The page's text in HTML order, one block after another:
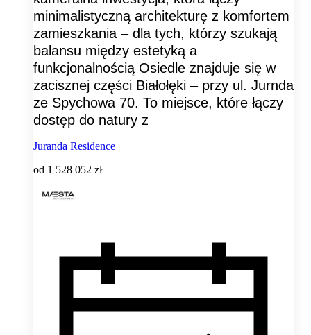
minimalistyczną architekturę z komfortem
zamieszkania – dla tych, którzy szukają
balansu między estetyką a
funkcjonalnością Osiedle znajduje się w
zacisznej części Białołęki – przy ul. Jurnda
ze Spychowa 70. To miejsce, które łączy
dostęp do natury z
Juranda Residence
od 1 528 052 zł